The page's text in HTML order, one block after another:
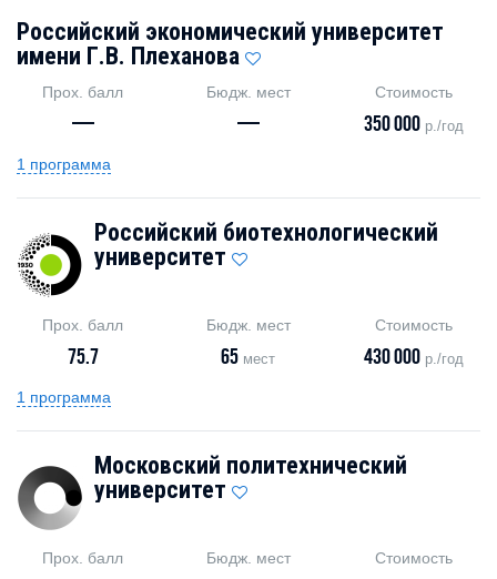
Российский экономический университет
имени Г.В. Плеханова
Прох. балл
—
Бюдж. мест
—
Стоимость
350 000 р./год
1 программа
Российский биотехнологический
университет
Прох. балл
75.7
Бюдж. мест
65 мест
Стоимость
430 000 р./год
1 программа
Московский политехнический
университет
Прох. балл Бюдж. мест Стоимость